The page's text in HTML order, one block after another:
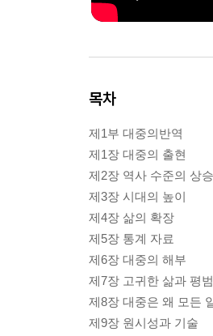
목차
제1부 대중의반역
제1장 대중의 출현
제2장 역사 수준의 상승
제3장 시대의 높이
제4장 삶의 확장
제5장 통계 자료
제6장 대중의 해부
제7장 고귀한 삶과 평
제8장 대중은 왜 모든
제9장 원시성과 기술